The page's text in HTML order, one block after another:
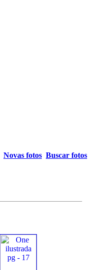
Novas fotos Buscar fotos